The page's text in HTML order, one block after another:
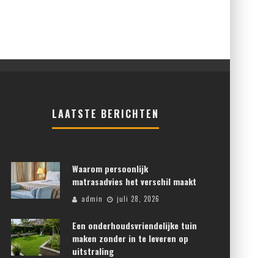
LAATSTE BERICHTEN
Waarom persoonlijk
matrasadvies het verschil maakt
admin juli 28, 2026
Een onderhoudsvriendelijke tuin
maken zonder in te leveren op
uitstraling